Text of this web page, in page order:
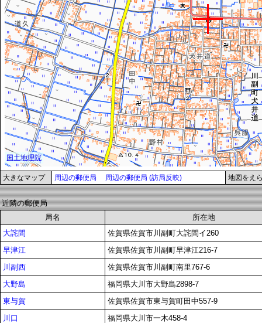
大きなマップ 周辺の郵便局 周辺の郵便局 (訪局反映) 地図をえ
近隣の郵便局
局名
所在地
大詫間
佐賀県佐賀市川副町大詫間イ260
早津江
佐賀県佐賀市川副町早津江216-7
川副西
佐賀県佐賀市川副町南里767-6
大野島
福岡県大川市大野島2898-7
東与賀
佐賀県佐賀市東与賀町田中557-9
川口
福岡県大川市一木458-4